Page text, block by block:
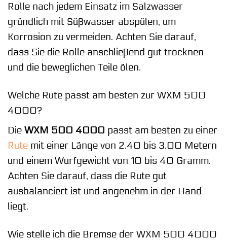
Rolle nach jedem Einsatz im Salzwasser
gründlich mit Süßwasser abspülen, um
Korrosion zu vermeiden. Achten Sie darauf,
dass Sie die Rolle anschließend gut trocknen
und die beweglichen Teile ölen.
Welche Rute passt am besten zur WXM 500
4000?
Die WXM 500 4000 passt am besten zu einer
Rute mit einer Länge von 2.40 bis 3.00 Metern
und einem Wurfgewicht von 10 bis 40 Gramm.
Achten Sie darauf, dass die Rute gut
ausbalanciert ist und angenehm in der Hand
liegt.
Wie stelle ich die Bremse der WXM 500 4000